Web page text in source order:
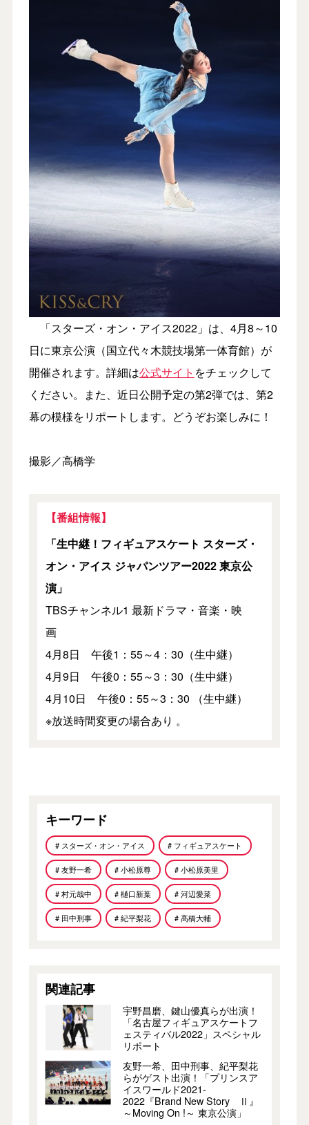
「スターズ・オン・アイス2022」は、4月8～10
日に東京公演（国立代々木競技場第一体育館）が
開催されます。詳細は公式サイト をチェックして
ください。また、近日公開予定の第2弾では、第2
幕の模様をリポートします。どうぞお楽しみに！
撮影／高橋学
【番組情報】
「生中継！フィギュアスケート スターズ・
オン・アイス ジャパンツアー2022 東京公
演」
TBSチャンネル1 最新ドラマ・音楽・映
画
4月8日 午後1：55～4：30（生中継）
4月9日 午後0：55～3：30（生中継）
4月10日 午後0：55～3：30 （生中継）
※放送時間変更の場合あり 。
キーワード
# スターズ・オン・アイス # フィギュアスケート
# 友野一希 # 小松原尊 # 小松原美里
# 村元哉中 # 樋口新葉 # 河辺愛菜
# 田中刑事 # 紀平梨花 # 髙橋大輔
関連記事
宇野昌磨、鍵山優真らが出演！
「名古屋フィギュアスケートフ
ェスティバル2022」スペシャル
リポート
友野一希、田中刑事、紀平梨花
らがゲスト出演！「プリンスア
イスワールド2021-
2022『Brand New Story Ⅱ』
～Moving On !～ 東京公演」